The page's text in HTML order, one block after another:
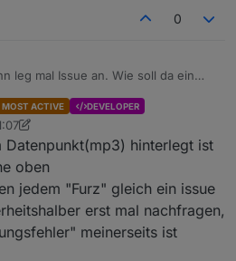
0
leg mal Issue an. Wie soll da ein
MOST ACTIVE DEVELOPER
Datenpunkt(mp3) hinterlegt ist
oben
jedem "Furz" gleich ein issue
erst mal nachfragen,
meinerseits ist